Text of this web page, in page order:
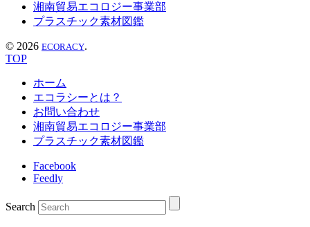
湘南貿易エコロジー事業部
プラスチック素材図鑑
© 2026 ECORACY.
TOP
ホーム
エコラシーとは？
お問い合わせ
湘南貿易エコロジー事業部
プラスチック素材図鑑
Facebook
Feedly
Search